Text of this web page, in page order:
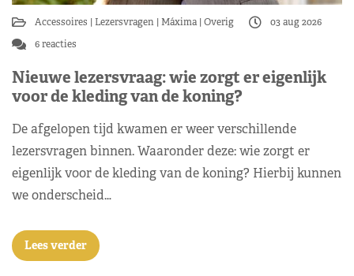
Accessoires Lezersvragen Máxima Overig
03 aug 2026
6 reacties
Nieuwe lezersvraag: wie zorgt er eigenlijk
voor de kleding van de koning?
De afgelopen tijd kwamen er weer verschillende
lezersvragen binnen. Waaronder deze: wie zorgt er
eigenlijk voor de kleding van de koning? Hierbij kunnen
we onderscheid…
Lees verder